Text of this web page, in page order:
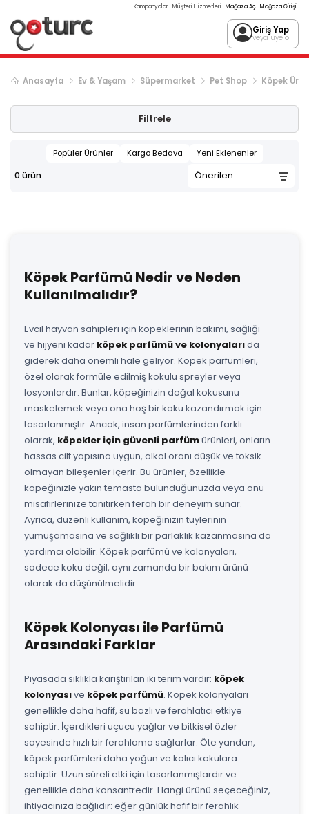
Kampanyalar Müşteri Hizmetleri Mağaza Aç Mağaza Girişi
Giriş Yap
veya üye ol
Anasayfa Ev & Yaşam Süpermarket Pet Shop Köpek
Filtrele
Popüler Ürünler Kargo Bedava Yeni Eklenenler
0 ürün
Köpek Parfümü Nedir ve Neden
Kullanılmalıdır?
Evcil hayvan sahipleri için köpeklerinin bakımı, sağlığı
ve hijyeni kadar köpek parfümü ve kolonyalarıda
giderek daha önemli hale geliyor. Köpek parfümleri,
özel olarak formüle edilmiş kokulu spreyler veya
losyonlardır. Bunlar, köpeğinizin doğal kokusunu
maskelemek veya ona hoş bir koku kazandırmak için
tasarlanmıştır. Ancak, insan parfümlerinden farklı
olarak, köpekler için güvenli parfümürünleri, onların
hassas cilt yapısına uygun, alkol oranı düşük ve toksik
olmayan bileşenler içerir. Bu ürünler, özellikle
köpeğinizle yakın temasta bulunduğunuzda veya onu
misafirlerinize tanıtırken ferah bir deneyim sunar.
Ayrıca, düzenli kullanım, köpeğinizin tüylerinin
yumuşamasına ve sağlıklı bir parlaklık kazanmasına da
yardımcı olabilir. Köpek parfümü ve kolonyaları,
sadece koku değil, aynı zamanda bir bakım ürünü
olarak da düşünülmelidir.
Köpek Kolonyası ile Parfümü
Arasındaki Farklar
Piyasada sıklıkla karıştırılan iki terim vardır: köpek
kolonyasıve köpek parfümü. Köpek kolonyaları
genellikle daha hafif, su bazlı ve ferahlatıcı etkiye
sahiptir. İçerdikleri uçucu yağlar ve bitkisel özler
sayesinde hızlı bir ferahlama sağlarlar. Öte yandan,
köpek parfümleri daha yoğun ve kalıcı kokulara
sahiptir. Uzun süreli etki için tasarlanmışlardır ve
genellikle daha konsantredir. Hangi ürünü seçeceğiniz,
ihtiyacınıza bağlıdır: eğer günlük hafif bir ferahlık